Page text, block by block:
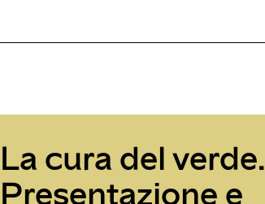
La cura del verde.
Presentazione e